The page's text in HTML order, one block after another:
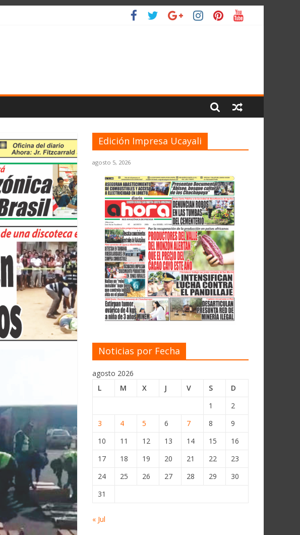
Edición Impresa Ucayali
agosto 5, 2026
Noticias por Fecha
agosto 2026
L
M X J V S
D
1
2
3
4 5 6 7 8
9
10
11 12 13 14 15
16
17
18 19 20 21 22
23
24
25 26 27 28 29
30
31
« Jul